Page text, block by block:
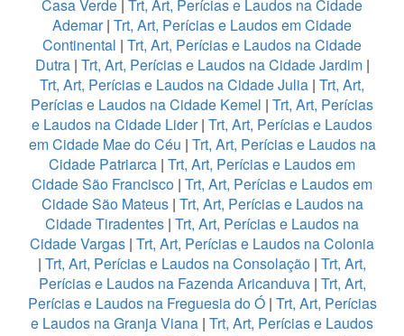
Casa Verde | Trt, Art, Perícias e Laudos na Cidade
Ademar| Trt, Art, Perícias e Laudos em Cidade
Continental | Trt, Art, Perícias e Laudos na Cidade
Dutra | Trt, Art, Perícias e Laudos na Cidade Jardim|
Trt, Art, Perícias e Laudos na Cidade Julia | Trt, Art,
Perícias e Laudos na Cidade Kemel | Trt, Art, Perícias
e Laudos na Cidade Lider| Trt, Art, Perícias e Laudos
em Cidade Mae do Céu | Trt, Art, Perícias e Laudos na
Cidade Patriarca | Trt, Art, Perícias e Laudos em
Cidade São Francisco | Trt, Art, Perícias e Laudos em
Cidade São Mateus| Trt, Art, Perícias e Laudos na
Cidade Tiradentes | Trt, Art, Perícias e Laudos na
Cidade Vargas | Trt, Art, Perícias e Laudos na Colonia
| Trt, Art, Perícias e Laudos na Consolação | Trt, Art,
Perícias e Laudos na Fazenda Aricanduva| Trt, Art,
Perícias e Laudos na Freguesia do Ó| Trt, Art, Perícias
e Laudos na Granja Viana | Trt, Art, Perícias e Laudos